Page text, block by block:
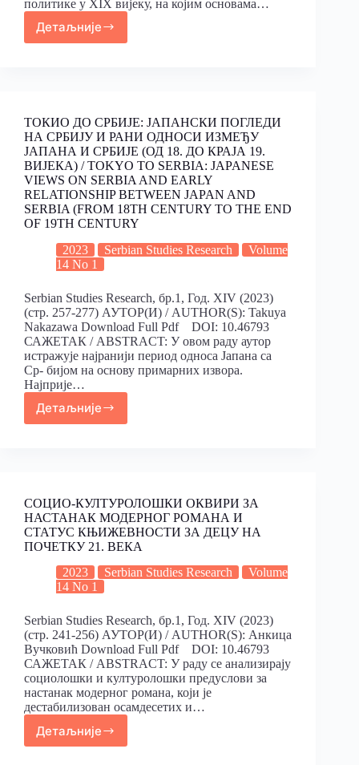
политике у XIX вијеку, на којим основама…
Детаљније
ТОКИО ДО СРБИЈЕ: ЈАПАНСКИ ПОГЛЕДИ
НА СРБИЈУ И РАНИ ОДНОСИ ИЗМЕЂУ
ЈАПАНА И СРБИЈЕ (ОД 18. ДО КРАЈА 19.
ВИЈЕКА) / TOKYO TO SERBIA: JAPANESE
VIEWS ON SERBIA AND EARLY
RELATIONSHIP BETWEEN JAPAN AND
SERBIA (FROM 18TH CENTURY TO THE END
OF 19TH CENTURY
2023
Serbian Studies Research
Volume
14 No 1
Serbian Studies Research, бр.1, Год. XIV (2023)
(стр. 257-277) АУТОР(И) / AUTHOR(S): Takuya
Nakazawa Download Full Pdf DOI: 10.46793
САЖЕТАК / ABSTRACT: У овом раду аутор
истражује најранији период односа Јапана са
Ср- бијом на основу примарних извора.
Најприје…
Детаљније
СОЦИО-КУЛТУРОЛОШКИ ОКВИРИ ЗА
НАСТАНАК МОДЕРНОГ РОМАНА И
СТАТУС КЊИЖЕВНОСТИ ЗА ДЕЦУ НА
ПОЧЕТКУ 21. ВЕКА
2023
Serbian Studies Research
Volume
14 No 1
Serbian Studies Research, бр.1, Год. XIV (2023)
(стр. 241-256) АУТОР(И) / AUTHOR(S): Анкица
Вучковић Download Full Pdf DOI: 10.46793
САЖЕТАК / ABSTRACT: У раду се анализирају
социолошки и културолошки предуслови за
настанак модерног романа, који је
дестабилизован осамдесетих и…
Детаљније